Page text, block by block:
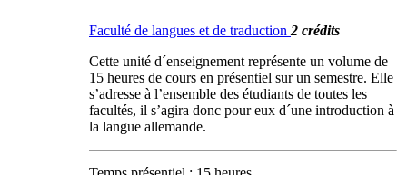
Faculté de langues et de traduction 2 crédits
Cette unité d´enseignement représente un volume de
15 heures de cours en présentiel sur un semestre. Elle
s’adresse à l’ensemble des étudiants de toutes les
facultés, il s’agira donc pour eux d´une introduction à
la langue allemande.